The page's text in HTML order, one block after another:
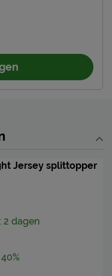
Jersey splittopper
2 dagen